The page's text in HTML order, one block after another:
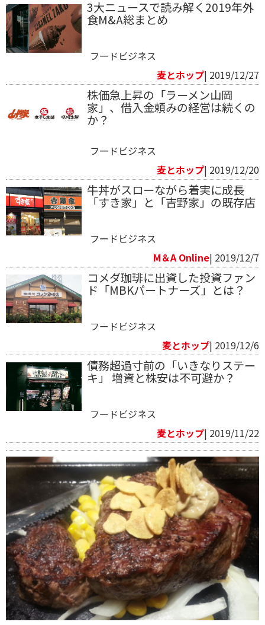
3大ニュースで読み解く2019年外
食M&A総まとめ
フードビジネス
麦とホップ| 2019/12/27
株価急上昇の「ラーメン山岡
家」、借入金頼みの経営は続くの
か？
フードビジネス
麦とホップ| 2019/12/20
牛丼がスローながら着実に成長
「すき家」と「吉野家」の既存店
フードビジネス
M＆A Online| 2019/12/7
コメダ珈琲に出資した投資ファン
ド「MBKパートナーズ」とは？
フードビジネス
麦とホップ| 2019/12/6
債務超過寸前の「いきなりステー
キ」 増資と株安は不可避か？
フードビジネス
麦とホップ| 2019/11/22